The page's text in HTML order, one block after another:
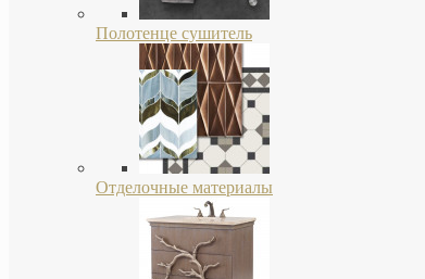
Полотенце сушитель
Отделочные материалы